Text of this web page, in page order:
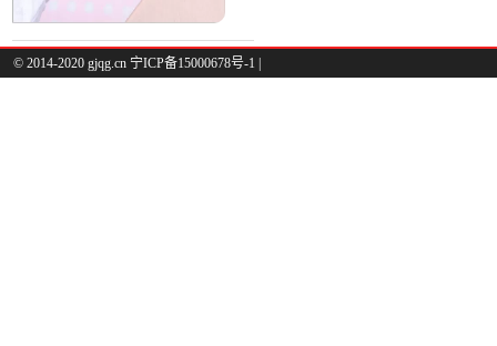
© 2014-2020 gjqg.cn 宁ICP备15000678号-1 |